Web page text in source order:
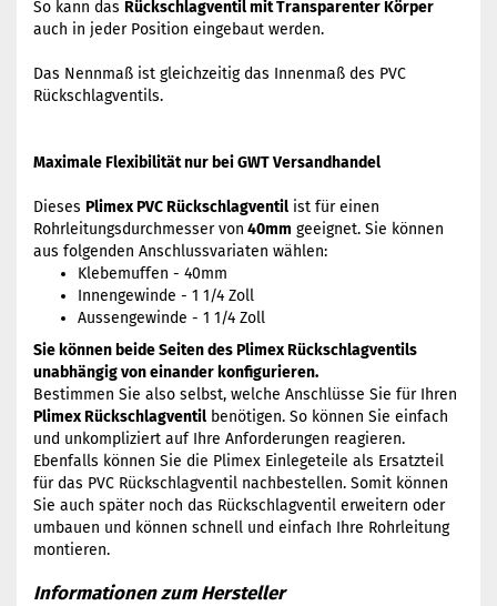
So kann das Rückschlagventil mit Transparenter Körper
auch in jeder Position eingebaut werden.
Das Nennmaß ist gleichzeitig das Innenmaß des PVC
Rückschlagventils.
Maximale Flexibilität nur bei GWT Versandhandel
Dieses Plimex PVC Rückschlagventil ist für einen
Rohrleitungsdurchmesser von 40mm geeignet. Sie können
aus folgenden Anschlussvariaten wählen:
Klebemuffen - 40mm
Innengewinde - 1 1/4 Zoll
Aussengewinde - 1 1/4 Zoll
Sie können beide Seiten des Plimex Rückschlagventils
unabhängig von einander konfigurieren.
Bestimmen Sie also selbst, welche Anschlüsse Sie für Ihren
Plimex Rückschlagventil benötigen. So können Sie einfach
und unkompliziert auf Ihre Anforderungen reagieren.
Ebenfalls können Sie die Plimex Einlegeteile als Ersatzteil
für das PVC Rückschlagventil nachbestellen. Somit können
Sie auch später noch das Rückschlagventil erweitern oder
umbauen und können schnell und einfach Ihre Rohrleitung
montieren.